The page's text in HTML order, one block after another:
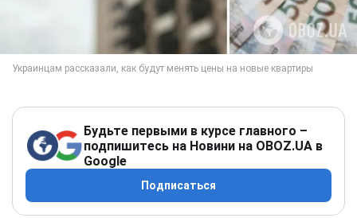
Будьте первыми в курсе главного –
подпишитесь на Новини на OBOZ.UA в
Google
Подписаться